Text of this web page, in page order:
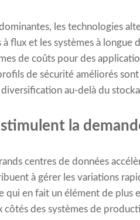
les technologies
flux et les systèmes à longue
de coûts pour des
de sécurité améliorés
au-delà du
la
centres de données
à gérer les variations
qui en fait un élément de plus
côtés des systèmes de